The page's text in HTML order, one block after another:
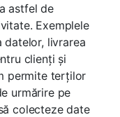
astfel de
Exemplele
datelor, livrarea
clienți și
permite terților
urmărire pe
colecteze date